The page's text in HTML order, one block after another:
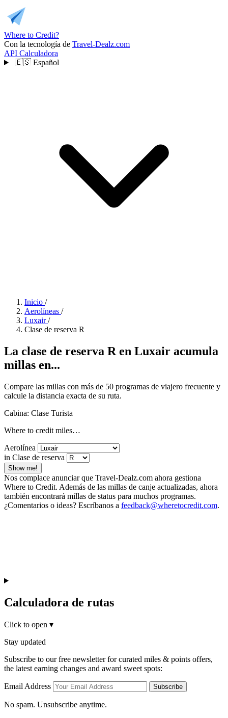
Where to Credit?
Con la tecnología de Travel-Dealz.com
API Calculadora
🇪🇸 Español
Inicio /
Aerolíneas /
Luxair /
Clase de reserva R
La clase de reserva R en Luxair acumula
millas en...
Compare las millas con más de 50 programas de viajero frecuente y
calcule la distancia exacta de su ruta.
Cabina: Clase Turista
Where to credit miles…
Aerolínea
in Clase de reserva
Show me!
Nos complace anunciar que Travel-Dealz.com ahora gestiona
Where to Credit. Además de las millas de canje actualizadas, ahora
también encontrará millas de status para muchos programas.
¿Comentarios o ideas? Escríbanos a feedback@wheretocredit.com.
Calculadora de rutas
Click to open ▾
Stay updated
Subscribe to our free newsletter for curated miles & points offers,
the latest earning changes and award sweet spots:
Email Address Subscribe
No spam. Unsubscribe anytime.